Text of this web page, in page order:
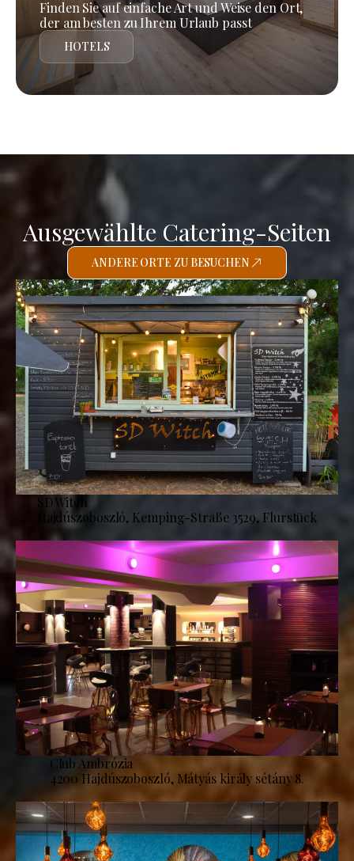
Finden Sie auf einfache Art und Weise den Ort,
der am besten zu Ihrem Urlaub passt
HOTELS
Ausgewählte Catering-Seiten
ANDERE ORTE ZU BESUCHEN
SD Witch
Hajdúszoboszló, Kemping-Straße 3529, Flurstück
Club Ambrózia
4200 Hajdúszoboszló, Mátyás király sétány 8.